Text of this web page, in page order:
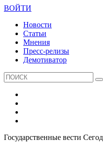
ВОЙТИ
Новости
Статьи
Мнения
Пресс-релизы
Демотиватор
Государственные вести